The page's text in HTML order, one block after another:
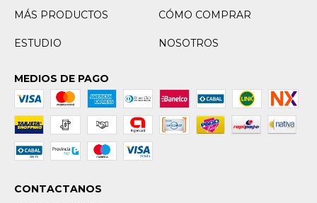
MÁS PRODUCTOS
CÓMO COMPRAR
ESTUDIO NOSOTROS
MEDIOS DE PAGO
CONTACTANOS